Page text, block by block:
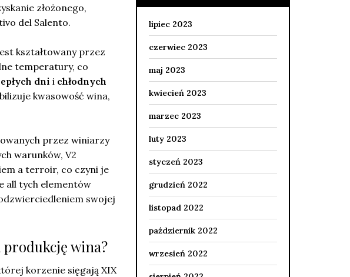
złożonego,
del Salento.
kształtowany przez
temperatury, co
dni i chłodnych
kwasowość wina,
przez winiarzy
warunków, V2
a terroir, co czyni je
all tych elementów
swojej
produkcję wina?
korzenie sięgają XIX
lipiec 2023
czerwiec 2023
maj 2023
kwiecień 2023
marzec 2023
luty 2023
styczeń 2023
grudzień 2022
listopad 2022
październik 2022
wrzesień 2022